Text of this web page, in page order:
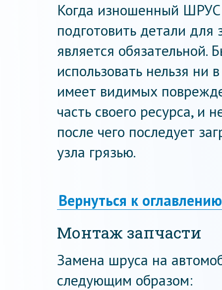
Когда изношенный
подготовить детали
является обязательной.
использовать нельзя ни
имеет видимых
часть своего ресурса, и
после чего последует
узла грязью.
Вернуться к оглавлению
Монтаж запчасти
Замена шруса на
следующим образом: